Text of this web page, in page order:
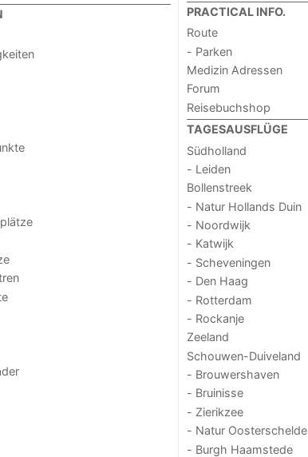
PRACTICAL INFO.
Route
- Parken
Medizin Adressen
Forum
Reisebuchshop
TAGESAUSFLÜGE
Südholland
- Leiden
Bollenstreek
- Natur Hollands Duin
- Noordwijk
- Katwijk
- Scheveningen
- Den Haag
- Rotterdam
- Rockanje
Zeeland
Schouwen-Duiveland
- Brouwershaven
- Bruinisse
- Zierikzee
- Natur Oosterschelde
- Burgh Haamstede